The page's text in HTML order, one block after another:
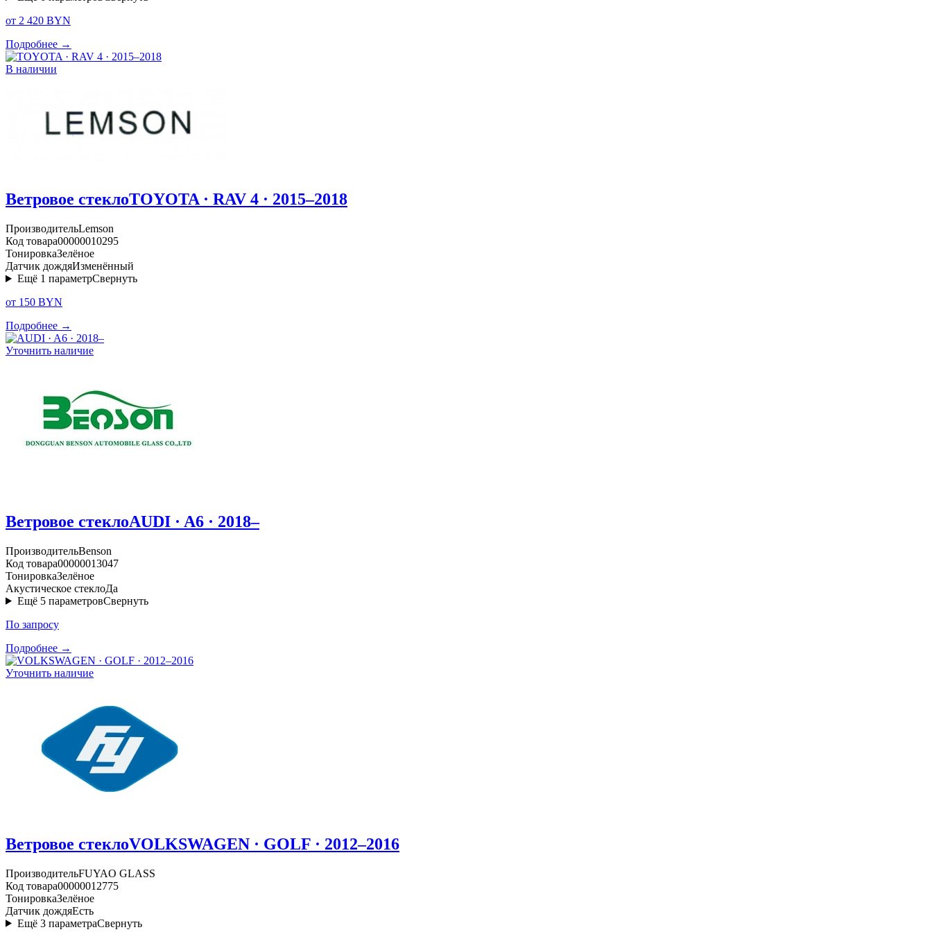
от 2 420 BYN
Подробнее →
В наличии
Ветровое стеклоTOYOTA · RAV 4 · 2015–2018
ПроизводительLemson
Код товара00000010295
ТонировкаЗелёное
Датчик дождяИзменённый
Ещё 1 параметрСвернуть
от 150 BYN
Подробнее →
Уточнить наличие
Ветровое стеклоAUDI · A6 · 2018–
ПроизводительBenson
Код товара00000013047
ТонировкаЗелёное
Акустическое стеклоДа
Ещё 5 параметровСвернуть
По запросу
Подробнее →
Уточнить наличие
Ветровое стеклоVOLKSWAGEN · GOLF · 2012–2016
ПроизводительFUYAO GLASS
Код товара00000012775
ТонировкаЗелёное
Датчик дождяЕсть
Ещё 3 параметраСвернуть